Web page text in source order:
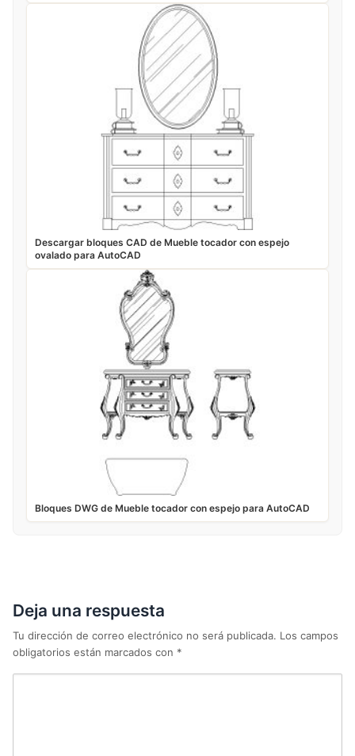
Descargar bloques CAD de Mueble tocador con espejo
ovalado para AutoCAD
Bloques DWG de Mueble tocador con espejo para AutoCAD
Deja una respuesta
Tu dirección de correo electrónico no será publicada. Los campos
obligatorios están marcados con *